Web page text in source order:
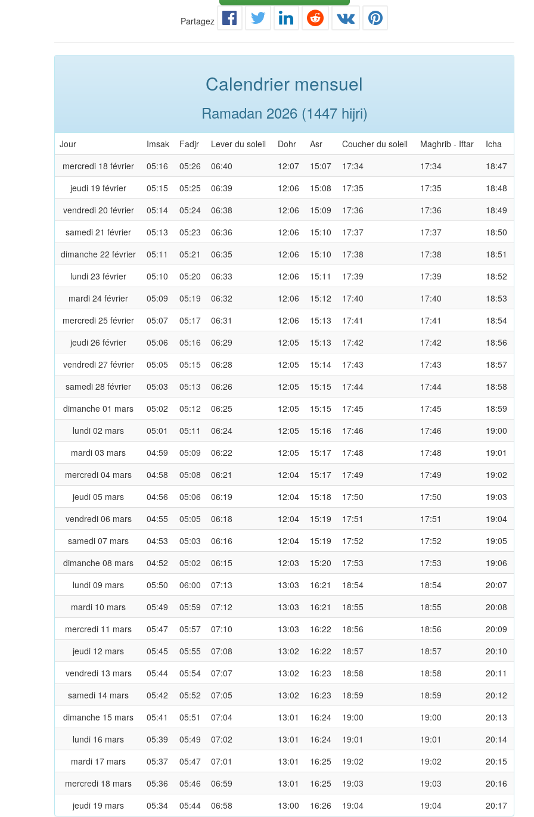
Partagez
Calendrier mensuel
Ramadan 2026 (1447 hijri)
Jour Imsak Fadjr Lever du soleil Dohr Asr Coucher du soleil Maghrib - Iftar
Icha
mercredi 18 février
05:16 05:26 06:40 12:07 15:07 17:34 17:34
18:47
jeudi 19 février
05:15 05:25 06:39 12:06 15:08 17:35 17:35
18:48
vendredi 20 février
05:14 05:24 06:38 12:06 15:09 17:36 17:36
18:49
samedi 21 février
05:13 05:23 06:36 12:06 15:10 17:37 17:37
18:50
dimanche 22 février
05:11 05:21 06:35 12:06 15:10 17:38 17:38
18:51
lundi 23 février
05:10 05:20 06:33 12:06 15:11 17:39 17:39
18:52
mardi 24 février
05:09 05:19 06:32 12:06 15:12 17:40 17:40
18:53
mercredi 25 février
05:07 05:17 06:31 12:06 15:13 17:41 17:41
18:54
jeudi 26 février
05:06 05:16 06:29 12:05 15:13 17:42 17:42
18:56
vendredi 27 février
05:05 05:15 06:28 12:05 15:14 17:43 17:43
18:57
samedi 28 février
05:03 05:13 06:26 12:05 15:15 17:44 17:44
18:58
dimanche 01 mars
05:02 05:12 06:25 12:05 15:15 17:45 17:45
18:59
lundi 02 mars
05:01 05:11 06:24 12:05 15:16 17:46 17:46
19:00
mardi 03 mars
04:59 05:09 06:22 12:05 15:17 17:48 17:48
19:01
mercredi 04 mars
04:58 05:08 06:21 12:04 15:17 17:49 17:49
19:02
jeudi 05 mars
04:56 05:06 06:19 12:04 15:18 17:50 17:50
19:03
vendredi 06 mars
04:55 05:05 06:18 12:04 15:19 17:51 17:51
19:04
samedi 07 mars
04:53 05:03 06:16 12:04 15:19 17:52 17:52
19:05
dimanche 08 mars
04:52 05:02 06:15 12:03 15:20 17:53 17:53
19:06
lundi 09 mars
05:50 06:00 07:13 13:03 16:21 18:54 18:54
20:07
mardi 10 mars
05:49 05:59 07:12 13:03 16:21 18:55 18:55
20:08
mercredi 11 mars
05:47 05:57 07:10 13:03 16:22 18:56 18:56
20:09
jeudi 12 mars
05:45 05:55 07:08 13:02 16:22 18:57 18:57
20:10
vendredi 13 mars
05:44 05:54 07:07 13:02 16:23 18:58 18:58
20:11
samedi 14 mars
05:42 05:52 07:05 13:02 16:23 18:59 18:59
20:12
dimanche 15 mars
05:41 05:51 07:04 13:01 16:24 19:00 19:00
20:13
lundi 16 mars
05:39 05:49 07:02 13:01 16:24 19:01 19:01
20:14
mardi 17 mars
05:37 05:47 07:01 13:01 16:25 19:02 19:02
20:15
mercredi 18 mars
05:36 05:46 06:59 13:01 16:25 19:03 19:03
20:16
jeudi 19 mars
05:34 05:44 06:58 13:00 16:26 19:04 19:04 20:17